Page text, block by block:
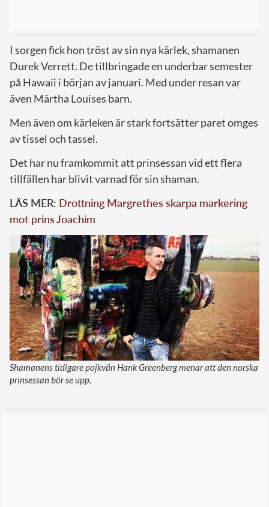
I sorgen fick hon tröst av sin nya kärlek, shamanen
Durek Verrett. De tillbringade en underbar semester
på Hawaii i början av januari. Med under resan var
även Märtha Louises barn.
Men även om kärleken är stark fortsätter paret omges
av tissel och tassel.
Det har nu framkommit att prinsessan vid ett flera
tillfällen har blivit varnad för sin shaman.
LÄS MER: Drottning Margrethes skarpa markering
mot prins Joachim
Shamanens tidigare pojkvän Hank Greenberg menar att den norska
prinsessan bör se upp.